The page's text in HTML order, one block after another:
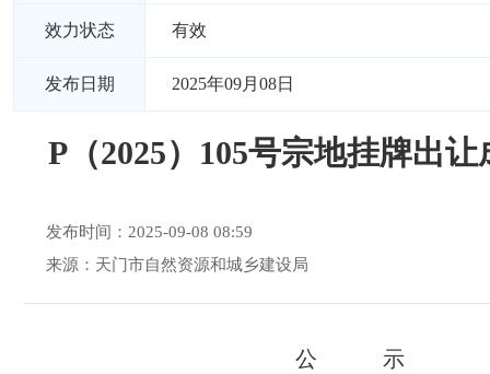
效力状态 有效
发布日期 2025年09月08日
P（2025）105号宗地挂牌出
发布时间：2025-09-08 08:59
来源：天门市自然资源和城乡建设局
公 示